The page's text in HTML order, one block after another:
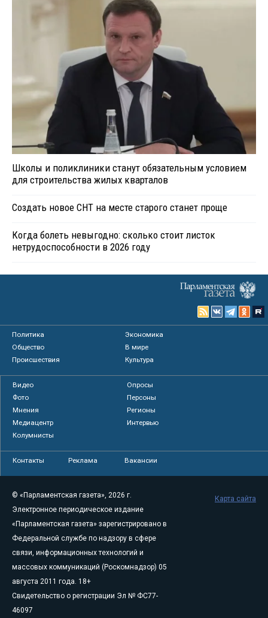
Школы и поликлиники станут обязательным условием
для строительства жилых кварталов
Создать новое СНТ на месте старого станет проще
Когда болеть невыгодно: сколько стоит листок
нетрудоспособности в 2026 году
Политика
Экономика
Общество
В мире
Происшествия
Культура
Видео
Опросы
Фото
Персоны
Мнения
Регионы
Медиацентр
Интервью
Колумнисты
Контакты Реклама Вакансии
© «Парламентская газета», 2026 г.
Электронное периодическое издание
«Парламентская газета» зарегистрировано в
Федеральной службе по надзору в сфере
связи, информационных технологий и
массовых коммуникаций (Роскомнадзор) 05
августа 2011 года. 18+
Свидетельство о регистрации Эл № ФС77-
46097
Карта сайта